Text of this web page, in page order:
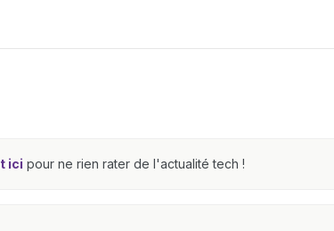
ici pour ne rien rater de l'actualité tech !